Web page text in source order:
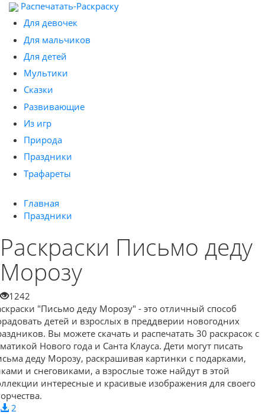
Распечатать-Раскраску
Для девочек
Для мальчиков
Для детей
Мультики
Сказки
Развивающие
Из игр
Природа
Праздники
Трафареты
Главная
Праздники
Раскраски Письмо деду
Морозу
1242
"Письмо деду Морозу" - это отличный способ
детей и взрослых в преддверии новогодних
Вы можете скачать и распечатать 30 раскрасок с
Нового года и Санта Клауса. Дети могут писать
деду Морозу, раскрашивая картинки с подарками,
и снеговиками, а взрослые тоже найдут в этой
интересные и красивые изображения для своего
2